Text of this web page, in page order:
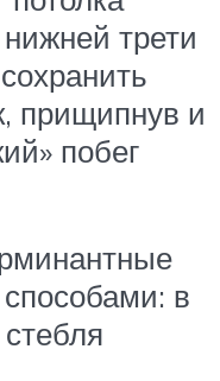
трети
прищипнув и
побег
в